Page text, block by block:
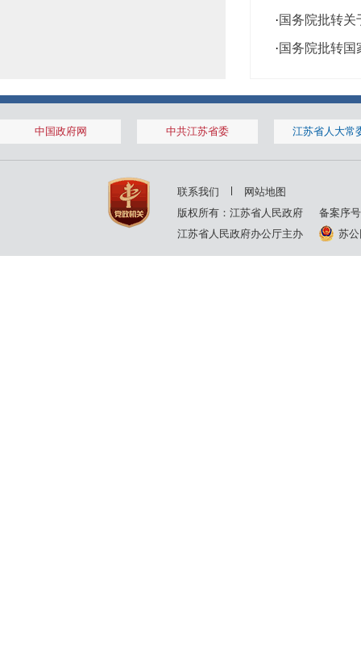
·国务院批转关
·国务院批转国
中国政府网 中共江苏省委 江苏省人大常
联系我们
网站地图
版权所有：江苏省人民政府
备案序
江苏省人民政府办公厅主办
苏